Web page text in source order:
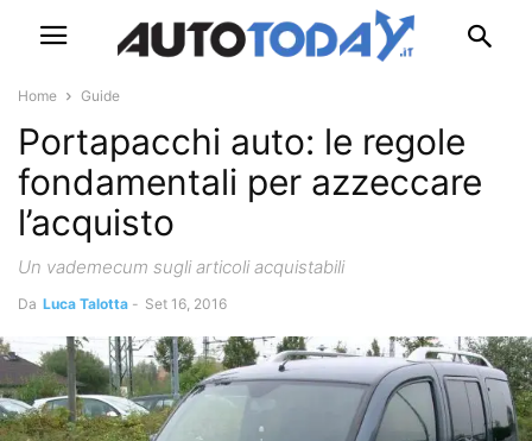
Home Guide
Portapacchi auto: le regole
fondamentali per azzeccare
l’acquisto
Un vademecum sugli articoli acquistabili
Da Luca Talotta - Set 16, 2016